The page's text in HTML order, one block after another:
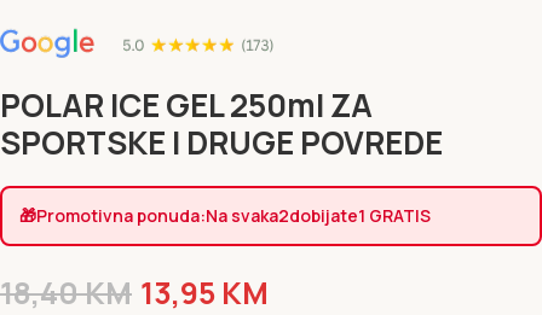
POLAR ICE GEL 250ml ZA
SPORTSKE I DRUGE POVREDE
🎁Promotivna ponuda:Na svaka2dobijate1 GRATIS
18,40KM 13,95 KM